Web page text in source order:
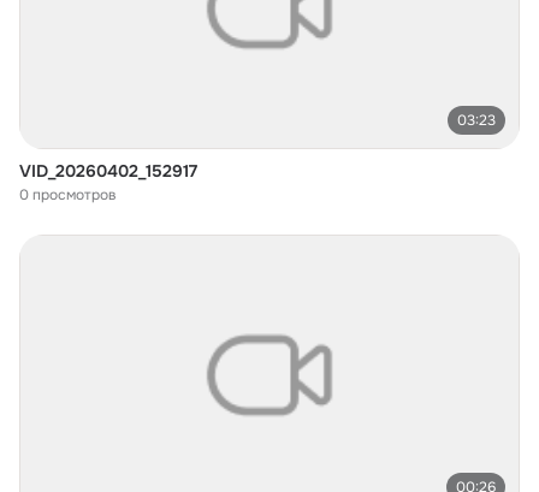
03:23
VID_20260402_152917
0 просмотров
00:26